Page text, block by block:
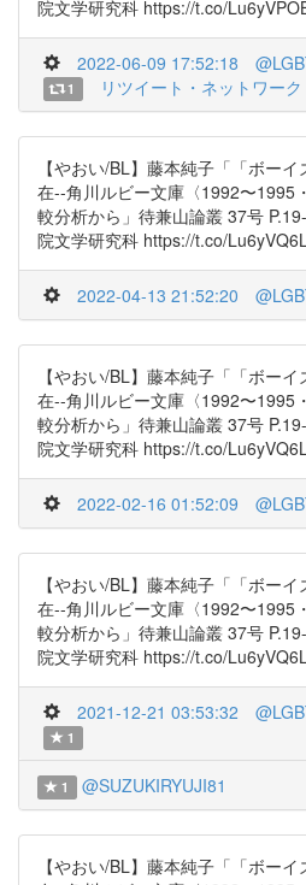
院文学研究科 https://t.co/
2022-06-09 17:52:18
1 リツイート・ネットワーク
【やおい/BL】藤本純子「「ボー
在--角川ルビー文庫〈1992〜1995
較分析から」待兼山論叢 37号
院文学研究科 https://t.co/
2022-04-13 21:52:20
【やおい/BL】藤本純子「「ボー
在--角川ルビー文庫〈1992〜1995
較分析から」待兼山論叢 37号
院文学研究科 https://t.co/
2022-02-16 01:52:09
【やおい/BL】藤本純子「「ボー
在--角川ルビー文庫〈1992〜1995
較分析から」待兼山論叢 37号
院文学研究科 https://t.co/
2021-12-21 03:53:32
1
1 @SUZUKIRYUJI81
【やおい/BL】藤本純子「「ボー